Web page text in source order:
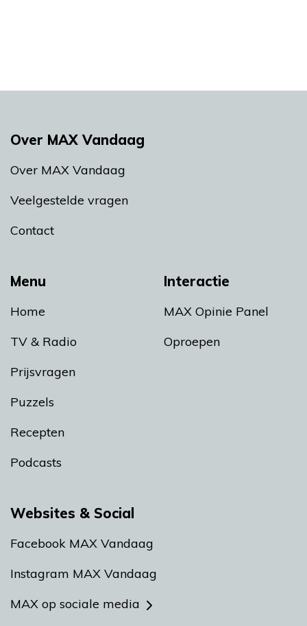
Menu
Home
TV & Radio
Prijsvragen
Puzzels
Recepten
Podcasts
Interactie
MAX Opinie Panel
Oproepen
Over MAX Vandaag
Over MAX Vandaag
Veelgestelde vragen
Contact
Websites & Social
Facebook MAX Vandaag
Instagram MAX Vandaag
MAX op sociale media